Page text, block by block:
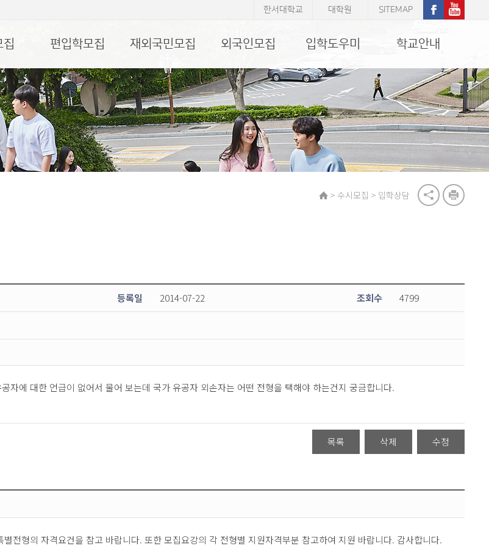
한서대학교 대학원 SITEMAP
집 편입학모집 재외국민모집 외국인모집 입학도우미 학교안내
> 수시모집 > 입학상담
등록일 2014-07-22 조회수 4799
자에 대한 언급이 없어서 물어 보는데 국가 유공자 외손자는 어떤 전형을 택해야 하는건지 궁금합니다.
목록 삭제 수정
전형의 자격요건을 참고 바랍니다. 또한 모집요강의 각 전형별 지원자격부분 참고하여 지원 바랍니다. 감사합니다.